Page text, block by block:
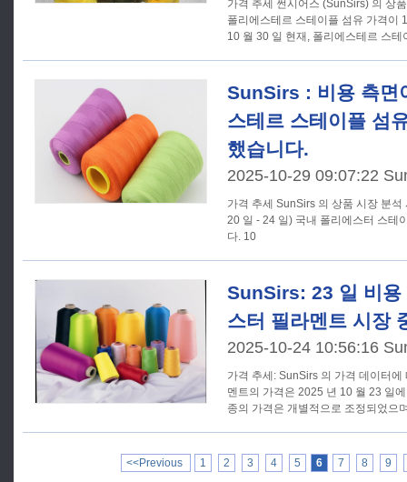
가격 추세 썬시어스 (SunSirs) 의 상품시장분석시스템에 따르면 국내
폴리에스테르 스테이플 섬유 가격이
10 월 30 일 현재, 폴리에스테르 스테
SunSirs : 비용 측면
스테르 스테이플 섬
했습니다.
2025-10-29 09:07:22
가격 추세 SunSirs 의 상품 시장 분석 시스템에 따르면 지난 주 (10 월
20 일 - 24 일) 국내 폴리에스터 스테
다. 10
SunSirs: 23 일 비용
스터 필라멘트 시장
2025-10-24 10:56:16
가격 추세: SunSirs 의 가격 데이터에 따르면 일부 폴리에스테르 필라
멘트의 가격은 2025 년 10 월 23 일
종의 가격은 개별적으로 조정되었으
<<Previous 1 2 3 4 5 6 7 8 9